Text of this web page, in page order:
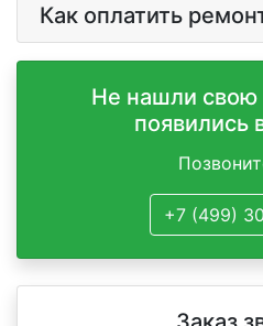
Как оплатить
Не нашли свою
появились
+7 (499)